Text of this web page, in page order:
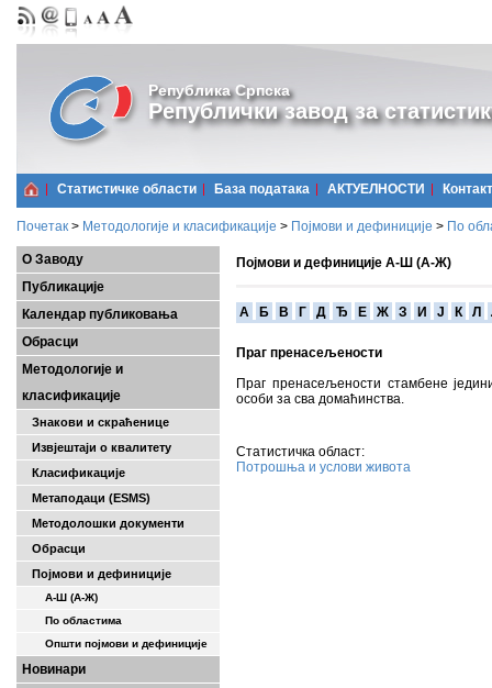
Република Српска
Републички завод за
Статистичке области Базa података АКТУЕЛНОСТИ Контакт
Почетак > Методологије и класификације > Појмови и дефиниције > По
О Заводу
Публикације
Календар публиковања
Обрасци
Методологије и
класификације
Знакови и скраћенице
Извјештаји о квалитету
Класификације
Метаподаци (ESMS)
Методолошки документи
Обрасци
Појмови и дефиниције
А-Ш (A-Ж)
По областима
Општи појмови и дефиниције
Новинари
Појмови и дефиниције А-Ш (А-Ж)
A Б В Г Д Ђ Е Ж З И Ј К Л
Праг пренасељености
Праг пренасељености стамбене
особи за сва домаћинства.
Статистичка област:
Потрошња и услови живота